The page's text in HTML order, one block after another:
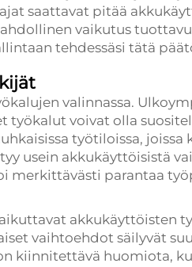
saattavat pitää
vaikutus
tehdessäsi tätä
valinnassa.
työkalut voivat olla
työtiloissa,
usein akkukäyttöisistä
merkittävästi parantaa
akkukäyttöisten
vaihtoehdot säilyvät
kiinnitettävä huomiota,